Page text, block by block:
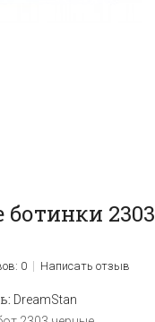
2303
0 Написать отзыв
DreamStan